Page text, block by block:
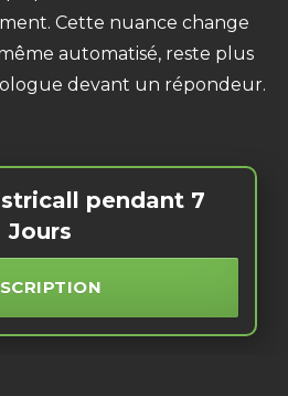
Cette nuance change
automatisé, reste plus
devant un répondeur.
pendant 7
Jours